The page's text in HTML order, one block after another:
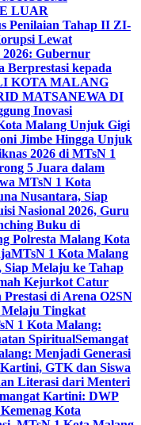
LUAR
Penilaian Tahap II ZI-
Lewat
Gubernur
Berprestasi kepada
KOTA MALANG
MATSANEWA DI
Inovasi
Malang Unjuk Gigi
Jimbe Hingga Unjuk
2026 di MTsN 1
5 Juara dalam
MTsN 1 Kota
Nusantara, Siap
Nasional 2026, Guru
Buku di
Polresta Malang Kota
MTsN 1 Kota Malang
Melaju ke Tahap
Kejurkot Catur
Prestasi di Arena O2SN
Melaju Tingkat
1 Kota Malang:
SpiritualSemangat
Menjadi Generasi
GTK dan Siswa
Literasi dari Menteri
Kartini: DWP
Kota